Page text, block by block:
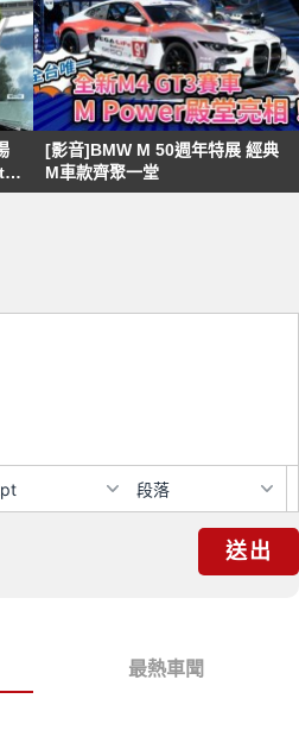
成
[影音]BMW M 50週年特展 經典
M車款齊聚一堂
段落
送出
最熱車聞